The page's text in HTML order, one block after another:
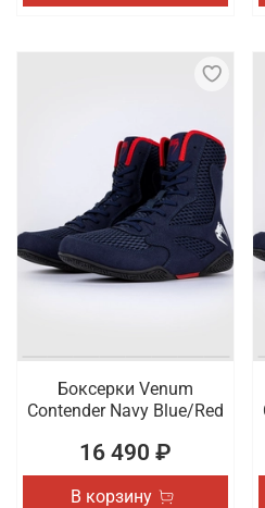
Боксерки Venum
Contender Navy Blue/Red
16 490 ₽
В корзину